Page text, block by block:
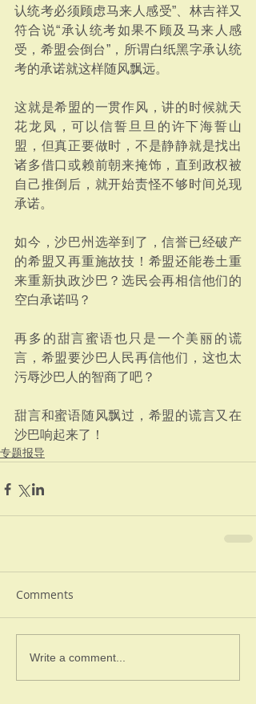
认统考必须顾虑马来人感受”、林吉祥又
符合说“承认统考如果不顾及马来人感
受，希盟会倒台”，所谓白纸黑字承认统
考的承诺就这样随风飘远。
这就是希盟的一贯作风，讲的时候就天
花龙凤，可以信誓旦旦的许下海誓山
盟，但真正要做时，不是静静就是找出
诸多借口或赖前朝来掩饰，直到政权被
自己推倒后，就开始责怪不够时间兑现
承诺。
如今，沙巴州选举到了，信誉已经破产
的希盟又再重施故技！希盟还能卷土重
来重新执政沙巴？选民会再相信他们的
空白承诺吗？
再多的甜言蜜语也只是一个美丽的谎
言，希盟要沙巴人民再信他们，这也太
污辱沙巴人的智商了吧？
甜言和蜜语随风飘过，希盟的谎言又在
沙巴响起来了！
专题报导
Comments
Write a comment...